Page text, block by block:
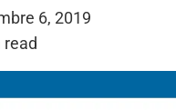
6, 2019
read